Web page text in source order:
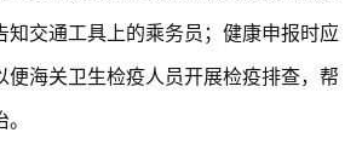
知交通工具上的乘务员；健康申报时应
便海关卫生检疫人员开展检疫排查，帮